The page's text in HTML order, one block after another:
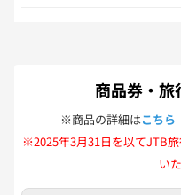
商品券・旅
※商品の詳細はこちら
※2025年3月31日を以てJTB
い